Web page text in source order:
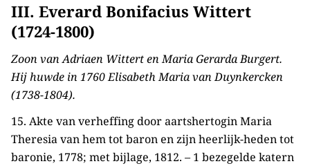
III. Everard Bonifacius Wittert
(1724-1800)
Zoon van Adriaen Wittert en Maria Gerarda Burgert.
Hij huwde in 1760 Elisabeth Maria van Duynkercken
(1738-1804).
15. Akte van verheffing door aartshertogin Maria
Theresia van hem tot baron en zijn heerlijk-heden tot
baronie, 1778; met bijlage, 1812. – 1 bezegelde katern